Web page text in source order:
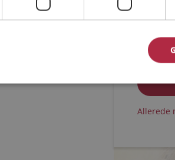
Jeg
Jeg
Allerede